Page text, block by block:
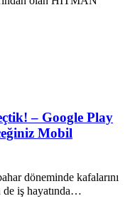
– Google Play
Mobil
döneminde kafalarını
de iş hayatında…